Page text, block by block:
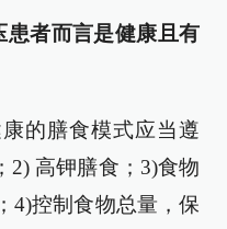
患者而言是健康且有
的膳食模式应当遵
2) 高钾膳食；3)食物
4)控制食物总量，保